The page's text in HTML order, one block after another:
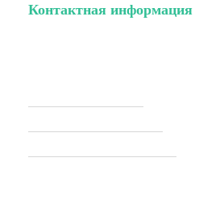
Контактная информация